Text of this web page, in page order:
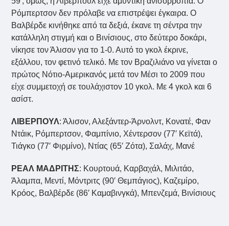
Ρόμπερτσον δεν πρόλαβε να επιστρέψει έγκαιρα. Ο
Βαλβέρδε κινήθηκε από τα δεξιά, έκανε τη σέντρα την
κατάλληλη στιγμή και ο Βινίσιους, στο δεύτερο δοκάρι,
νίκησε τον Άλισον για το 1-0. Αυτό το γκολ έκρινε,
εξάλλου, τον φετινό τελικό. Με τον Βραζιλιάνο να γίνεται ο
πρώτος Νότιο-Αμερικανός μετά τον Μέσι το 2009 που
είχε συμμετοχή σε τουλάχιστον 10 γκολ. Με 4 γκολ και 6
ασίστ.
ΛΙΒΕΡΠΟΥΛ: Άλισον, Αλεξάντερ-Άρνολντ, Κονατέ, Φαν
Ντάικ, Ρόμπερτσον, Φαμπίνιο, Χέντερσον (77′ Κεϊτά),
Τιάγκο (77′ Φιρμίνο), Ντίας (65′ Ζότα), Σαλάχ, Μανέ
ΡΕΑΛ ΜΑΔΡΙΤΗΣ: Κουρτουά, Καρβαχάλ, Μιλιτάο,
Άλαμπα, Μεντί, Μόντριτς (90′ Θεμπάγιος), Καζεμίρο,
Κρόος, Βαλβέρδε (86′ Καμαβινγκά), Μπενζεμά, Βινίσιους